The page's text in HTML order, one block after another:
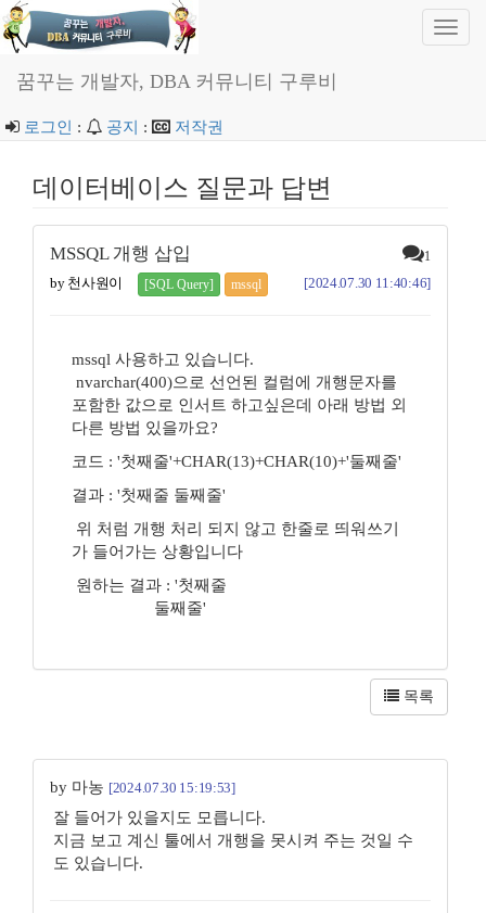
꿈꾸는 개발자, DBA 커뮤니티 구루비
로그인 : 공지 : 저작권
데이터베이스 질문과 답변
MSSQL 개행 삽입 1
by 천사원이 [SQL Query] mssql [2024.07.30 11:40:46]
mssql 사용하고 있습니다.
nvarchar(400)으로 선언된 컬럼에 개행문자를
포함한 값으로 인서트 하고싶은데 아래 방법 외
다른 방법 있을까요?
코드 : '첫째줄'+CHAR(13)+CHAR(10)+'둘째줄'
결과 : '첫째줄 둘째줄'
위 처럼 개행 처리 되지 않고 한줄로 띄워쓰기
가 들어가는 상황입니다
원하는 결과 : '첫째줄
둘째줄'
목록
by 마농 [2024.07.30 15:19:53]
잘 들어가 있을지도 모릅니다.
지금 보고 계신 툴에서 개행을 못시켜 주는 것일 수
도 있습니다.